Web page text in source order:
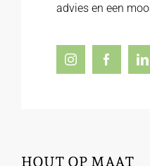
advies en een
HOUT OP MAAT